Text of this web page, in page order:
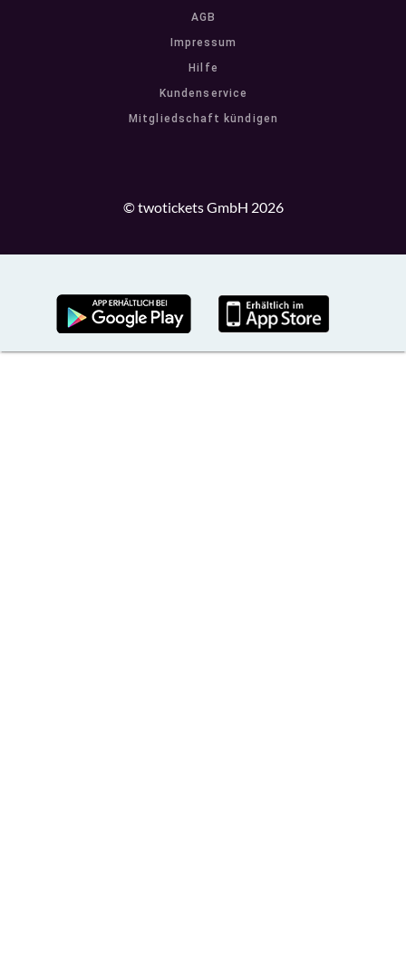
AGB
Impressum
Hilfe
Kundenservice
Mitgliedschaft kündigen
© twotickets GmbH 2026